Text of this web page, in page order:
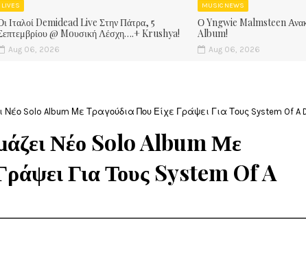
LIVES
Ιταλοί Demidead Live Στην Πάτρα, 5
@ Moυσική Λέσχη….+ Krushya!
Aug 06, 2026
MUSIC NEWS
Ο Yngwie Malmsteen
Album!
Aug 06, 2026
Νέο Solo Album Με Τραγούδια Που Είχε Γράψει Για Τους System Of A
Νέο Solo Album Με
Για Τους System Of A